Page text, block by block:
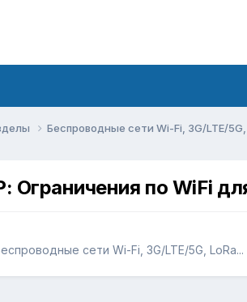
Беспроводные сети Wi-Fi, 3G/LTE/5G,
по WiFi
сети Wi-Fi, 3G/LTE/5G, LoRa...